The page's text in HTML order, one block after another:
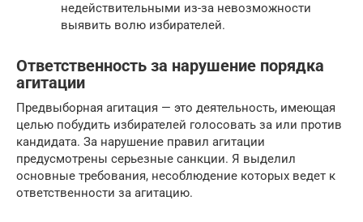
недействительными из-за невозможности
выявить волю избирателей.
Ответственность за нарушение порядка
агитации
Предвыборная агитация — это деятельность, имеющая
целью побудить избирателей голосовать за или против
кандидата. За нарушение правил агитации
предусмотрены серьезные санкции. Я выделил
основные требования, несоблюдение которых ведет к
ответственности за агитацию.